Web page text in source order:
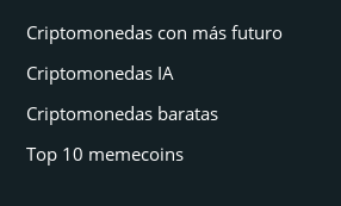
Criptomonedas con más futuro
Criptomonedas IA
Criptomonedas baratas
Top 10 memecoins